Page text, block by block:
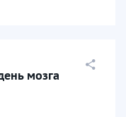
мозга